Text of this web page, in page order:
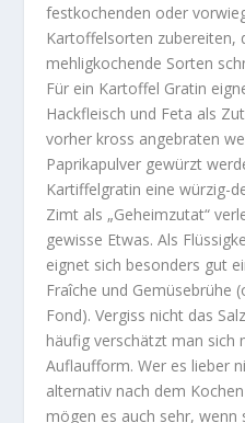
festkochenden oder
Kartoffelsorten zubereiten,
mehligkochende Sorten
Für ein Kartoffel Gratin
Hackfleisch und Feta als
vorher kross angebraten
Paprikapulver gewürzt
Kartiffelgratin eine würzig-
Zimt als „Geheimzutat“
gewisse Etwas. Als
eignet sich besonders gut
Fraîche und Gemüsebrühe
Fond). Vergiss nicht das
häufig verschätzt man sich
Auflaufform. Wer es lieber
alternativ nach dem
mögen es auch sehr, wenn